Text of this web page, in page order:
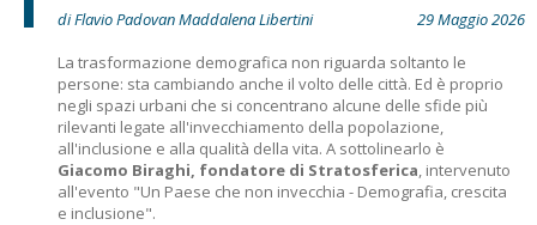
di Flavio Padovan Maddalena Libertini
29 Maggio 2026
La trasformazione demografica non riguarda soltanto le
persone: sta cambiando anche il volto delle città. Ed è proprio
negli spazi urbani che si concentrano alcune delle sfide più
rilevanti legate all'invecchiamento della popolazione,
all'inclusione e alla qualità della vita. A sottolinearlo è
Giacomo Biraghi, fondatore di Stratosferica, intervenuto
all'evento "Un Paese che non invecchia - Demografia, crescita
e inclusione".